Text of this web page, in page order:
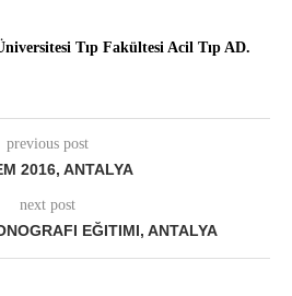
Tıp Fakültesi Acil Tıp AD.
previous post
2016, ANTALYA
next post
EĞITIMI, ANTALYA